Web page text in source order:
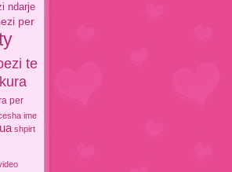
ndarje
per
te
per
ime
shpirt